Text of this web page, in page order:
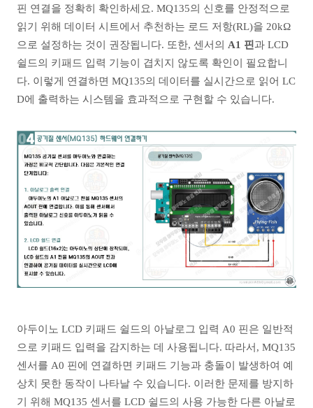
핀 연결을 정확히 확인하세요. MQ135의 신호를 안정적으로
읽기 위해 데이터 시트에서 추천하는 로드 저항(RL)을 20kΩ
으로 설정하는 것이 권장됩니다. 또한, 센서의 A1 핀과 LCD
쉴드의 키패드 입력 기능이 겹치지 않도록 확인이 필요합니
다. 이렇게 연결하면 MQ135의 데이터를 실시간으로 읽어 LC
D에 출력하는 시스템을 효과적으로 구현할 수 있습니다.
아두이노 LCD 키패드 쉴드의 아날로그 입력 A0 핀은 일반적
으로 키패드 입력을 감지하는 데 사용됩니다. 따라서, MQ135
센서를 A0 핀에 연결하면 키패드 기능과 충돌이 발생하여 예
상치 못한 동작이 나타날 수 있습니다. 이러한 문제를 방지하
기 위해 MQ135 센서를 LCD 쉴드의 사용 가능한 다른 아날로